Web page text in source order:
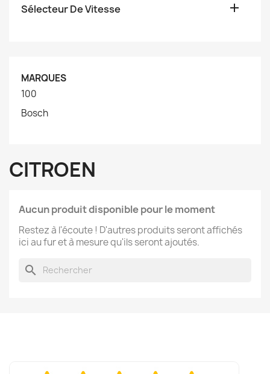
Sélecteur De Vitesse 
MARQUES
100
Bosch
CITROEN
Aucun produit disponible pour le moment
Restez à l'écoute ! D'autres produits seront affichés
ici au fur et à mesure qu'ils seront ajoutés.
search